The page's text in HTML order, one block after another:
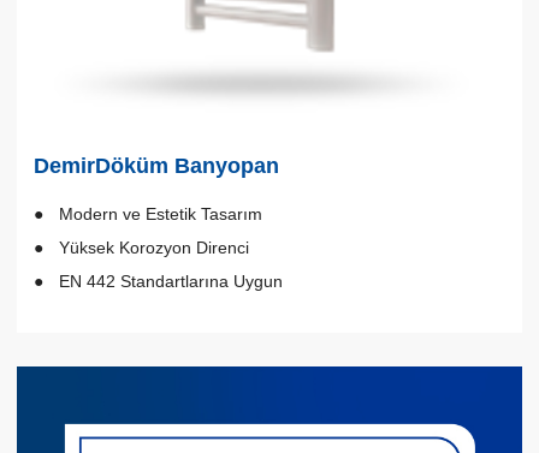
DemirDöküm Banyopan
Modern ve Estetik Tasarım
Yüksek Korozyon Direnci
EN 442 Standartlarına Uygun